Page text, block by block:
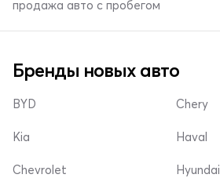
продажа авто с пробегом
Бренды новых авто
BYD
Kia
Chevrolet
Chery
Haval
Hyundai